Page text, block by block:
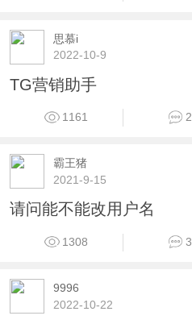
思慕i
2022-10-9
TG营销助手
1161 2
霸王猪
2021-9-15
请问能不能改用户名
1308 3
9996
2022-10-22